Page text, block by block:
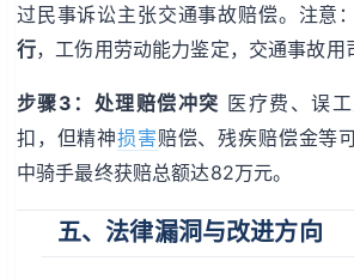
过民事诉讼主张交通事故赔偿。注意
行，工伤用劳动能力鉴定，交通事故用
步骤3：处理赔偿冲突 医疗费、误
扣，但精神损害赔偿、残疾赔偿金等
中骑手最终获赔总额达82万元。
五、法律漏洞与改进方向